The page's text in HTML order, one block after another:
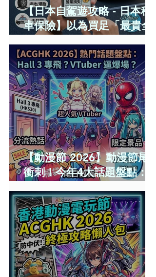
【日本自駕遊攻略 - 日本租
車保險】以為買足「最貴全
CDW與NOC分別＋5大即時
破保陷阱
【動漫節 2026】動漫節尾日
衝刺！今年4大話題盤點：
爆場？